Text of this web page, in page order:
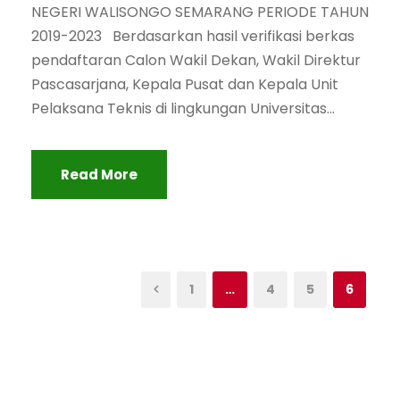
NEGERI WALISONGO SEMARANG PERIODE TAHUN
2019-2023 Berdasarkan hasil verifikasi berkas
pendaftaran Calon Wakil Dekan, Wakil Direktur
Pascasarjana, Kepala Pusat dan Kepala Unit
Pelaksana Teknis di lingkungan Universitas...
Read More
1 … 4 5 6